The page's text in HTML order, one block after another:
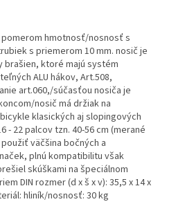
pomerom hmotnosť/nosnosť s
s priemerom 10 mm. nosič je
brašien, ktoré majú systém
ALU hákov, Art.508,
art.060,/súčasťou nosiča je
nosič má držiak na
klasických aj slopingových
22 palcov tzn. 40-56 cm (merané
väčšina bočných a
plnú kompatibilitu však
skúškami na špeciálnom
DIN rozmer (d x š x v): 35,5 x 14 x
hliník/nosnosť: 30 kg